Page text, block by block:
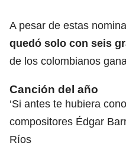
A pesar de estas
quedó solo con seis
de los colombianos
Canción del año
‘Si antes te hubiera
compositores Édgar
Ríos